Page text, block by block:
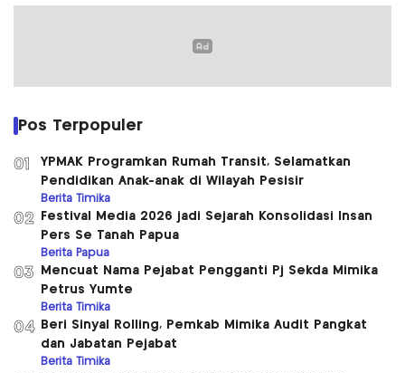
Pos Terpopuler
01
YPMAK Programkan Rumah Transit, Selamatkan
Pendidikan Anak-anak di Wilayah Pesisir
Berita Timika
02
Festival Media 2026 jadi Sejarah Konsolidasi Insan
Pers Se Tanah Papua
Berita Papua
03
Mencuat Nama Pejabat Pengganti Pj Sekda Mimika
Petrus Yumte
Berita Timika
04
Beri Sinyal Rolling, Pemkab Mimika Audit Pangkat
dan Jabatan Pejabat
Berita Timika